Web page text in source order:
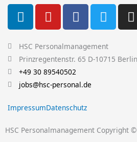
L
i
n
k
e
d
i
Y
o
u
t
u
b
e
F
a
c
e
b
o
o
-
f
T
w
i
t
t
I
n
s
a
HSC Personalmanagement
Prinzregentenstr. 65 D-10715 Berlin
+49 30 89540502
jobs@hsc-personal.de
ImpressumDatenschutz
HSC Personalmanagement Copyright